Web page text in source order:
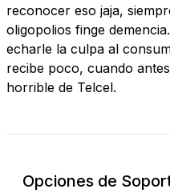
reconocer eso jaja,
oligopolios finge
echarle la culpa al
recibe poco, cuando
horrible de Telcel.
Opciones de